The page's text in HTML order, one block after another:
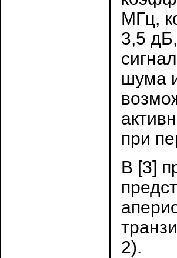
МГц,
3,5
шума
при
В [3]
2).